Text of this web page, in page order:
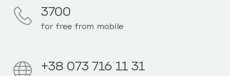
3700
for free from mobile
+38 073 716 11 31